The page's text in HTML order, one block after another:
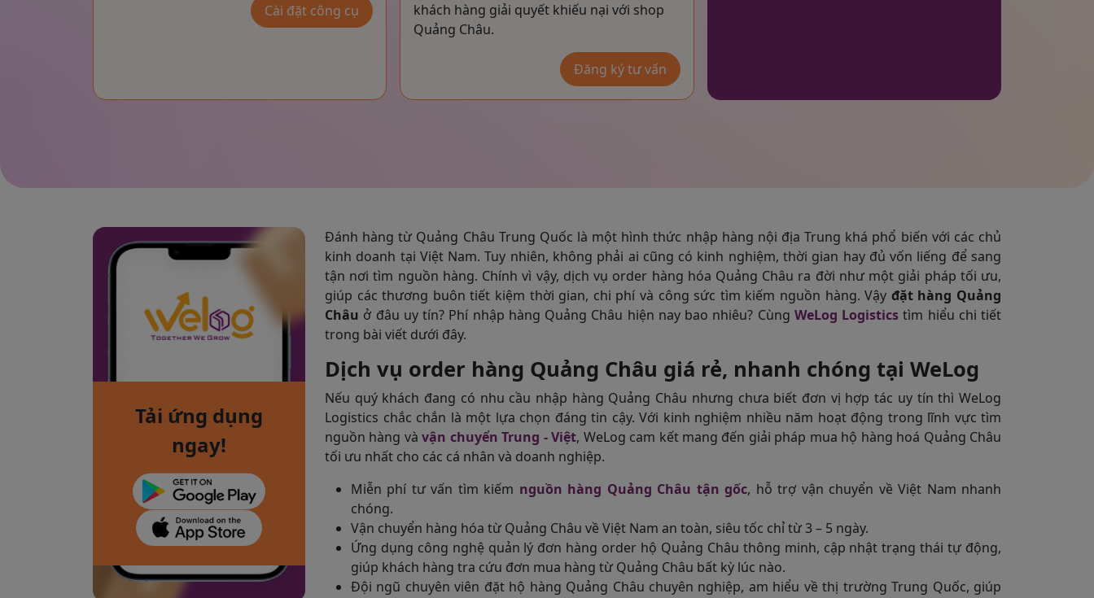
Cài đặt công cụ
khách hàng giải quyết khiếu nại với shop
Quảng Châu.
Đăng ký tư vấn
Tải ứng dụng
ngay!
Đánh hàng từ Quảng Châu Trung Quốc là một hình thức nhập hàng nội địa Trung khá phổ biến với các chủ
kinh doanh tại Việt Nam. Tuy nhiên, không phải ai cũng có kinh nghiệm, thời gian hay đủ vốn liếng để sang
tận nơi tìm nguồn hàng. Chính vì vậy, dịch vụ order hàng hóa Quảng Châu ra đời như một giải pháp tối ưu,
giúp các thương buôn tiết kiệm thời gian, chi phí và công sức tìm kiếm nguồn hàng. Vậy đặt hàng Quảng
Châu ở đâu uy tín? Phí nhập hàng Quảng Châu hiện nay bao nhiêu? Cùng WeLog Logistics tìm hiểu chi tiết
trong bài viết dưới đây.
Dịch vụ order hàng Quảng Châu giá rẻ, nhanh chóng tại WeLog
Nếu quý khách đang có nhu cầu nhập hàng Quảng Châu nhưng chưa biết đơn vị hợp tác uy tín thì WeLog
Logistics chắc chắn là một lựa chọn đáng tin cậy. Với kinh nghiệm nhiều năm hoạt động trong lĩnh vực tìm
nguồn hàng vàvận chuyển Trung - Việt, WeLog cam kết mang đến giải pháp mua hộ hàng hoá Quảng Châu
tối ưu nhất cho các cá nhân và doanh nghiệp.
Miễn phí tư vấn tìm kiếm nguồn hàng Quảng Châu tận gốc, hỗ trợ vận chuyển về Việt Nam nhanh
chóng.
Vận chuyển hàng hóa từ Quảng Châu về Việt Nam an toàn, siêu tốc chỉ từ 3 – 5 ngày.
Ứng dụng công nghệ quản lý đơn hàng order hộ Quảng Châu thông minh, cập nhật trạng thái tự động,
giúp khách hàng tra cứu đơn mua hàng từ Quảng Châu bất kỳ lúc nào.
Đội ngũ chuyên viên đặt hộ hàng Quảng Châu chuyên nghiệp, am hiểu về thị trường Trung Quốc, giúp